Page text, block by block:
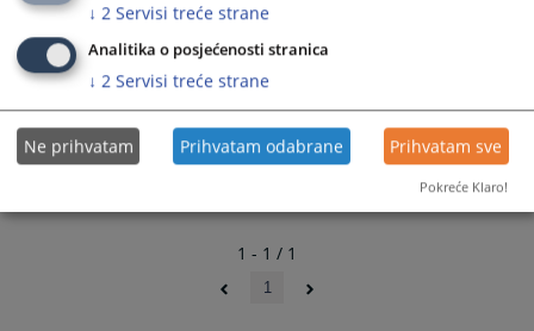
1 - 1 / 1
1
↓ 2 Servisi treće strane
Analitika o posjećenosti stranica
↓ 2 Servisi treće strane
Ne prihvatam Prihvatam odabrane Prihvatam sve
Pokreće Klaro!